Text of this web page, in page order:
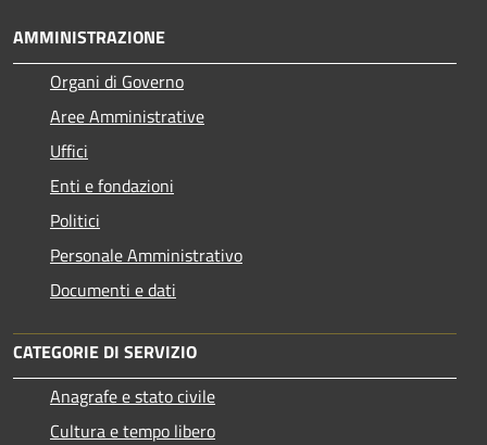
AMMINISTRAZIONE
Organi di Governo
Aree Amministrative
Uffici
Enti e fondazioni
Politici
Personale Amministrativo
Documenti e dati
CATEGORIE DI SERVIZIO
Anagrafe e stato civile
Cultura e tempo libero